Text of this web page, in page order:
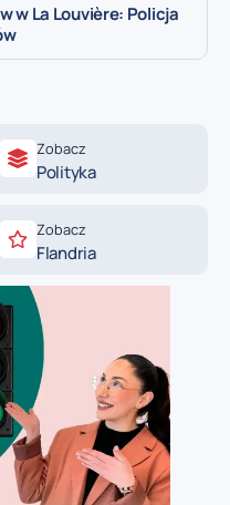
w La Louvière: Policja
Zobacz
Polityka
Zobacz
Flandria